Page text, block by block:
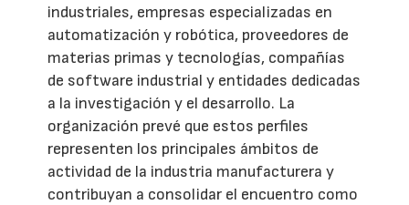
industriales, empresas especializadas en
automatización y robótica, proveedores de
materias primas y tecnologías, compañías
de software industrial y entidades dedicadas
a la investigación y el desarrollo. La
organización prevé que estos perfiles
representen los principales ámbitos de
actividad de la industria manufacturera y
contribuyan a consolidar el encuentro como